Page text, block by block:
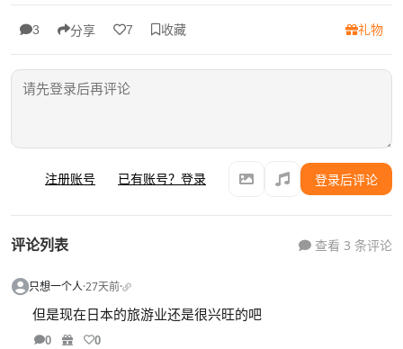
3 分享 7 收藏 礼物
注册账号 已有账号？登录 登录后评论
评论列表 查看 3 条评论
只想一个人·27天前·
但是现在日本的旅游业还是很兴旺的吧
0 0